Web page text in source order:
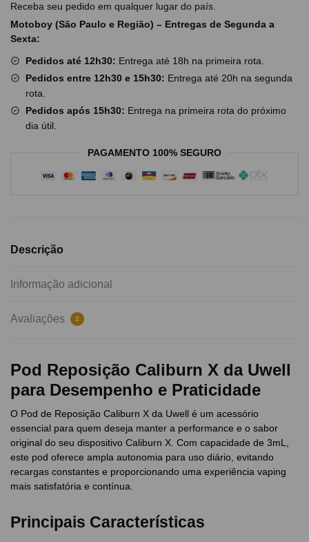
Receba seu pedido em qualquer lugar do país.
Motoboy (São Paulo e Região) – Entregas de Segunda a
Sexta:
Pedidos até 12h30: Entrega até 18h na primeira rota.
Pedidos entre 12h30 e 15h30: Entrega até 20h na segunda
rota.
Pedidos após 15h30: Entrega na primeira rota do próximo
dia útil.
PAGAMENTO 100% SEGURO
Descrição
Informação adicional
Avaliações 2
Pod Reposição Caliburn X da Uwell
para Desempenho e Praticidade
O Pod de Reposição Caliburn X da Uwell é um acessório
essencial para quem deseja manter a performance e o sabor
original do seu dispositivo Caliburn X. Com capacidade de 3mL,
este pod oferece ampla autonomia para uso diário, evitando
recargas constantes e proporcionando uma experiência vaping
mais satisfatória e contínua.
Principais Características